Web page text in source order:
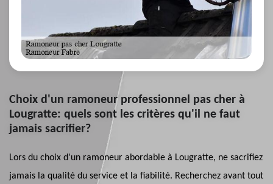
Choix d'un ramoneur professionnel pas cher à
Lougratte: quels sont les critères qu'il ne faut
jamais sacrifier?
Lors du choix d'un ramoneur abordable à Lougratte, ne sacrifiez
jamais la qualité du service et la fiabilité. Recherchez avant tout